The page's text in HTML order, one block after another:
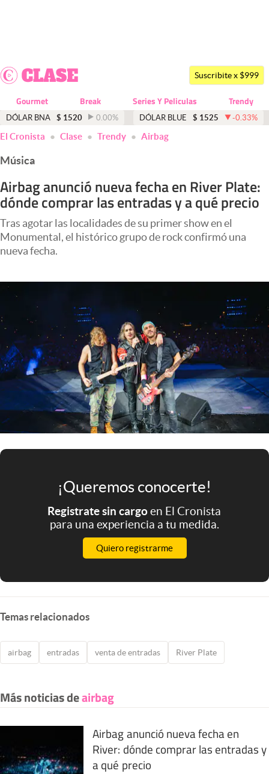
Dólar
Economía y Política
Finanzas y Mercados
Mercados Online
Negocios
Columnistas
Otras secciones
Apertura
Clima
Mundial 2026
Eventos Corporativos
El Cronista Studio
Mediakit
abre en nueva pestaña
Suscribite x $999
Gourmet Break Series Y Peliculas Trendy
DÓLAR BNA $ 1520 0.00% DÓLAR BLUE $ 1525 -0.33%
El Cronista Clase Trendy Airbag
Música
Airbag anunció nueva fecha en River Plate:
dónde comprar las entradas y a qué precio
Tras agotar las localidades de su primer show en el
Monumental, el histórico grupo de rock confirmó una
nueva fecha.
¡Queremos conocerte!
Registrate sin cargoen El Cronista
para una experiencia a tu medida.
Quiero registrarme
Temas relacionados
airbag entradas venta de entradas River Plate
Más noticias deairbag
Airbag anunció nueva fecha en
River: dónde comprar las entradas y
a qué precio